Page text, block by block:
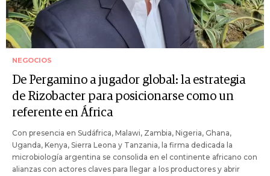
NEGOCIOS
De Pergamino a jugador global: la estrategia
de Rizobacter para posicionarse como un
referente en África
Con presencia en Sudáfrica, Malawi, Zambia, Nigeria, Ghana,
Uganda, Kenya, Sierra Leona y Tanzania, la firma dedicada la
microbiología argentina se consolida en el continente africano con
alianzas con actores claves para llegar a los productores y abrir